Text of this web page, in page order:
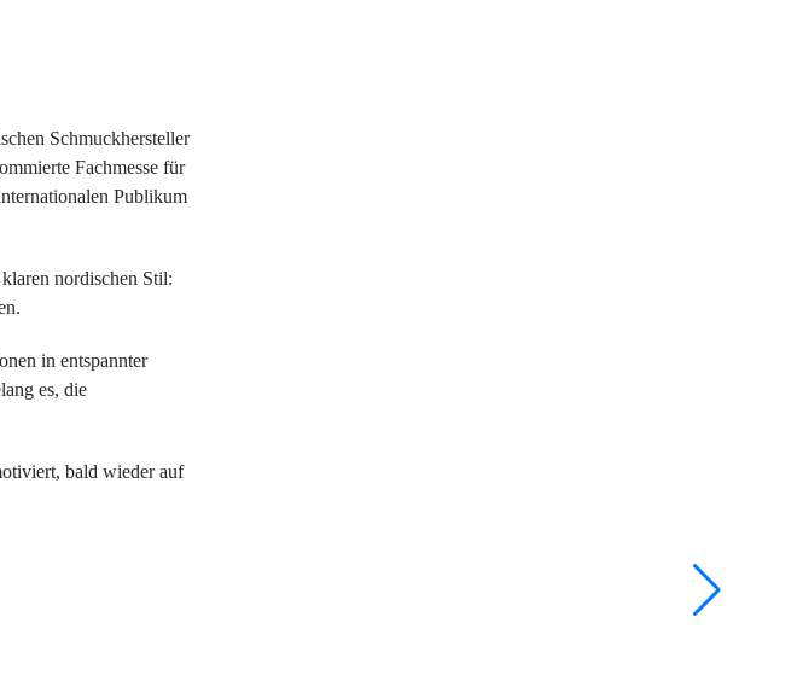
Schmuckhersteller
Fachmesse für
Publikum
nordischen Stil:
in entspannter
es, die
bald wieder auf